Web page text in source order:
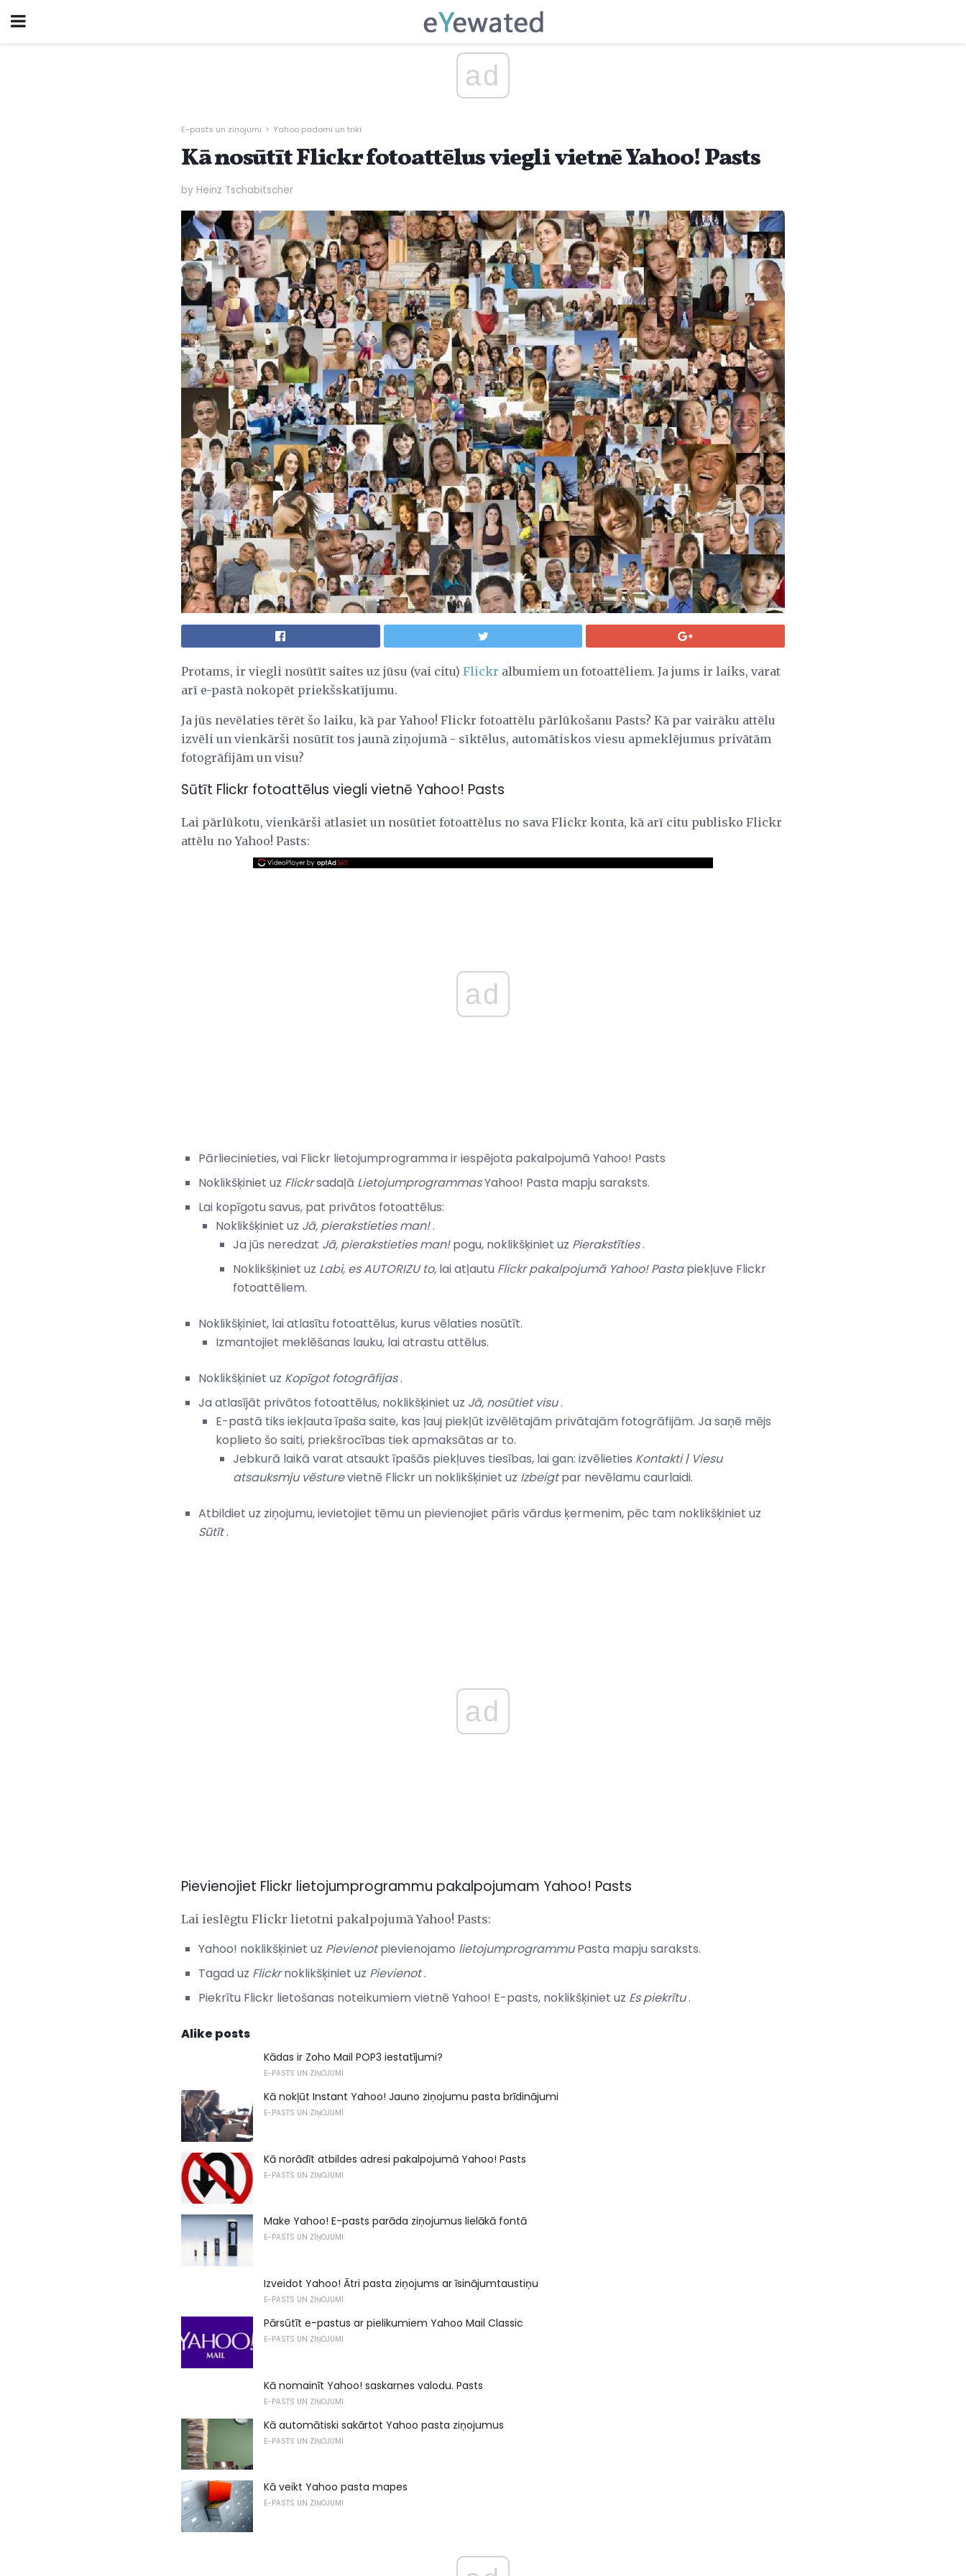
ad
E-pasts un ziņojumi Yahoo padomi un triki
Kā nosūtīt Flickr fotoattēlus viegli vietnē Yahoo! Pasts
by Heinz Tschabitscher
Protams, ir viegli nosūtīt saites uz jūsu (vai citu) Flickr albumiem un fotoattēliem. Ja jums ir laiks, varat
arī e-pastā nokopēt priekšskatījumu.
Ja jūs nevēlaties tērēt šo laiku, kā par Yahoo! Flickr fotoattēlu pārlūkošanu Pasts? Kā par vairāku attēlu
izvēli un vienkārši nosūtīt tos jaunā ziņojumā - sīktēlus, automātiskos viesu apmeklējumus privātām
fotogrāfijām un visu?
Sūtīt Flickr fotoattēlus viegli vietnē Yahoo! Pasts
Lai pārlūkotu, vienkārši atlasiet un nosūtiet fotoattēlus no sava Flickr konta, kā arī citu publisko Flickr
attēlu no Yahoo! Pasts:
ad
Pārliecinieties, vai Flickr lietojumprogramma ir iespējota pakalpojumā Yahoo! Pasts
Noklikšķiniet uz Flickrsadaļā LietojumprogrammasYahoo! Pasta mapju saraksts.
Lai kopīgotu savus, pat privātos fotoattēlus:
Noklikšķiniet uz Jā, pierakstieties man!.
Ja jūs neredzat Jā, pierakstieties man!pogu, noklikšķiniet uz Pierakstīties.
Noklikšķiniet uz Labi, es AUTORIZU to, lai atļautu Flickr pakalpojumā Yahoo! Pastapiekļuve Flickr
fotoattēliem.
Noklikšķiniet, lai atlasītu fotoattēlus, kurus vēlaties nosūtīt.
Izmantojiet meklēšanas lauku, lai atrastu attēlus.
Noklikšķiniet uz Kopīgot fotogrāfijas.
Ja atlasījāt privātos fotoattēlus, noklikšķiniet uz Jā, nosūtiet visu.
E-pastā tiks iekļauta īpaša saite, kas ļauj piekļūt izvēlētajām privātajām fotogrāfijām. Ja saņē mējs
koplieto šo saiti, priekšrocības tiek apmaksātas ar to.
Jebkurā laikā varat atsaukt īpašās piekļuves tiesības, lai gan: izvēlieties Kontakti | Viesu
atsauksmju vēsturevietnē Flickr un noklikšķiniet uz Izbeigtpar nevēlamu caurlaidi.
Atbildiet uz ziņojumu, ievietojiet tēmu un pievienojiet pāris vārdus ķermenim, pēc tam noklikšķiniet uz
Sūtīt.
ad
Pievienojiet Flickr lietojumprogrammu pakalpojumam Yahoo! Pasts
Lai ieslēgtu Flickr lietotni pakalpojumā Yahoo! Pasts:
Yahoo! noklikšķiniet uz Pievienotpievienojamo lietojumprogrammuPasta mapju saraksts.
Tagad uz Flickrnoklikšķiniet uz Pievienot.
Piekrītu Flickr lietošanas noteikumiem vietnē Yahoo! E-pasts, noklikšķiniet uz Es piekrītu.
Alike posts
Kādas ir Zoho Mail POP3 iestatījumi?
E-PASTS UN ZIŅOJUMI
Kā nokļūt Instant Yahoo! Jauno ziņojumu pasta brīdinājumi
E-PASTS UN ZIŅOJUMI
Kā norādīt atbildes adresi pakalpojumā Yahoo! Pasts
E-PASTS UN ZIŅOJUMI
Make Yahoo! E-pasts parāda ziņojumus lielākā fontā
E-PASTS UN ZIŅOJUMI
Izveidot Yahoo! Ātri pasta ziņojums ar īsinājumtaustiņu
E-PASTS UN ZIŅOJUMI
Pārsūtīt e-pastus ar pielikumiem Yahoo Mail Classic
E-PASTS UN ZIŅOJUMI
Kā nomainīt Yahoo! saskarnes valodu. Pasts
E-PASTS UN ZIŅOJUMI
Kā automātiski sakārtot Yahoo pasta ziņojumus
E-PASTS UN ZIŅOJUMI
Kā veikt Yahoo pasta mapes
E-PASTS UN ZIŅOJUMI